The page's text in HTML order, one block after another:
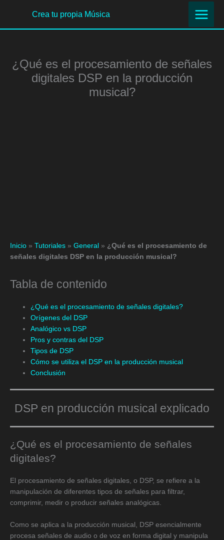
contenido
Crea tu propia Música
¿Qué es el procesamiento de señales
digitales DSP en la producción
musical?
Inicio » Tutoriales » General » ¿Qué es el procesamiento de
señales digitales DSP en la producción musical?
Tabla de contenido
¿Qué es el procesamiento de señales digitales?
Orígenes del DSP
Analógico vs DSP
Pros y contras del DSP
Tipos de DSP
Cómo se utiliza el DSP en la producción musical
Conclusión
DSP en producción musical explicado
¿Qué es el procesamiento de señales
digitales?
El procesamiento de señales digitales, o DSP, se refiere a la
manipulación de diferentes tipos de señales para filtrar,
comprimir, medir o producir señales analógicas.
Como se aplica a la producción musical, DSP esencialmente
procesa señales de audio o de voz en forma digital y manipula